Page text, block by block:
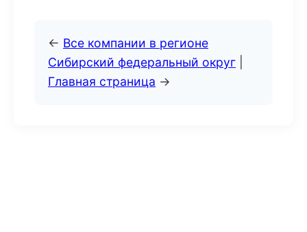
← Все компании в регионе
Сибирский федеральный округ
Главная страница →